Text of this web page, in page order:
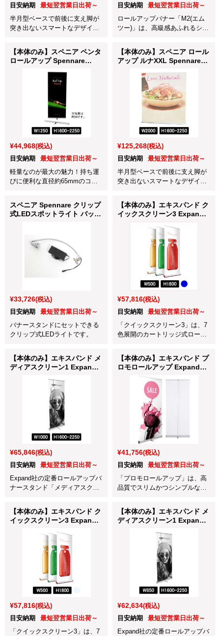
目安納期
最短翌営業日出荷～
半月型ベースで前後に支え脚が
突き出ないスマートなデザイン
ンドです。
目安納期
最短翌営業日出荷～
ロールアップバナー「M2(エム
ツー)」は、高級感あふれるシッ
が魅力です。
【本体のみ】スペニア ペンタ
ロールアップ Spennare
Penta Rollup
W1250×H1600-2250mm
(241-125160-1)
¥44,968(税込)
目安納期
最短翌営業日出荷～
軽量なのが最大の魅力！持ち運
びに便利な直径約65mmのコン
【本体のみ】スペニア ロール
アップ ルナXXL Spennare
W2000×H1600-2250mm
(251-200160-1)
¥125,268(税込)
目安納期
最短翌営業日出荷～
半月型ベースで前後に支え脚が
突き出ないスマートなデザイン
ンドです。
スペニア Spennare クリップ
式LEDスポットライト バッグ
¥33,726(税込)
目安納期
最短翌営業日出荷～
バナースタンドにセットできる
クリップ式LEDライトです。
【本体のみ】エキスパンド ク
イックスクリーン3 Expand
QuickScreen3 ブルー
W500×H1800mm (63002S-
¥57,816(税込)
目安納期
最短翌営業日出荷～
「クイックスクリーン3」は、7
色展開のカートリッジ式ロール
【本体のみ】エキスパンド メ
ディアスクリーン1 Expand
(601-100218-GRY)
¥65,846(税込)
目安納期
最短翌営業日出荷～
Expand社の定番ロールアップバ
ナースタンド「メディアスクリ
軟に対応できるのが特徴です。
【本体のみ】エキスパンド プ
ロモロールアップ Expand
PromoRollup W850mm
(601-85200-GRY)
¥41,756(税込)
目安納期
最短翌営業日出荷～
「プロモロールアップ」は、高
品質でスリムかつシンプルなデ
ナースタンドです。
【本体のみ】エキスパンド ク
イックスクリーン3 Expand
W500×H1800mm (63002S-
¥57,816(税込)
目安納期
最短翌営業日出荷～
「クイックスクリーン3」は、7
【本体のみ】エキスパンド メ
ディアスクリーン1 Expand
(601-85218-GRY)
¥62,634(税込)
目安納期
最短翌営業日出荷～
Expand社の定番ロールアップバ